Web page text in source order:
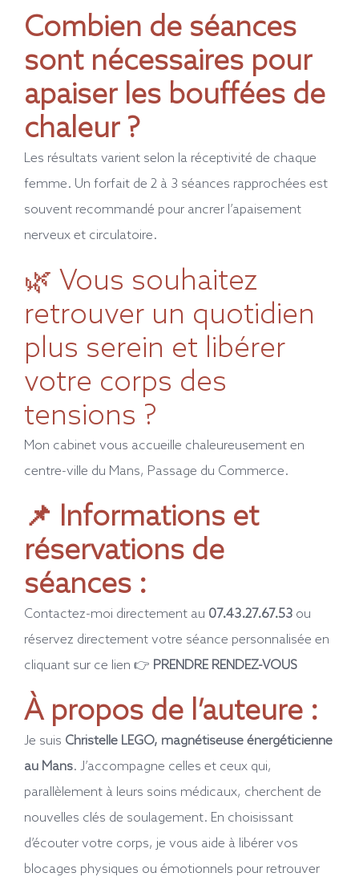
Combien de séances
sont nécessaires pour
apaiser les bouffées de
chaleur ?
Les résultats varient selon la réceptivité de chaque
femme. Un forfait de 2 à 3 séances rapprochées est
souvent recommandé pour ancrer l’apaisement
nerveux et circulatoire.
🌿 Vous souhaitez
retrouver un quotidien
plus serein et libérer
votre corps des
tensions ?
Mon cabinet vous accueille chaleureusement en
centre-ville du Mans, Passage du Commerce.
📌 Informations et
réservations de
séances :
Contactez-moi directement au 07.43.27.67.53 ou
réservez directement votre séance personnalisée en
cliquant sur ce lien 👉 PRENDRE RENDEZ-VOUS
À propos de l’auteure :
Je suis Christelle LEGO, magnétiseuse énergéticienne
au Mans. J’accompagne celles et ceux qui,
parallèlement à leurs soins médicaux, cherchent de
nouvelles clés de soulagement. En choisissant
d’écouter votre corps, je vous aide à libérer vos
blocages physiques ou émotionnels pour retrouver